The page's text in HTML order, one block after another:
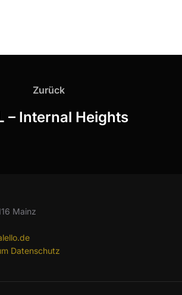
Zurück
– Internal Heights
Mainz
Datenschutz